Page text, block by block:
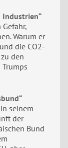
Industrien“
Warum er
die CO2-
den
seinem
der
Bund